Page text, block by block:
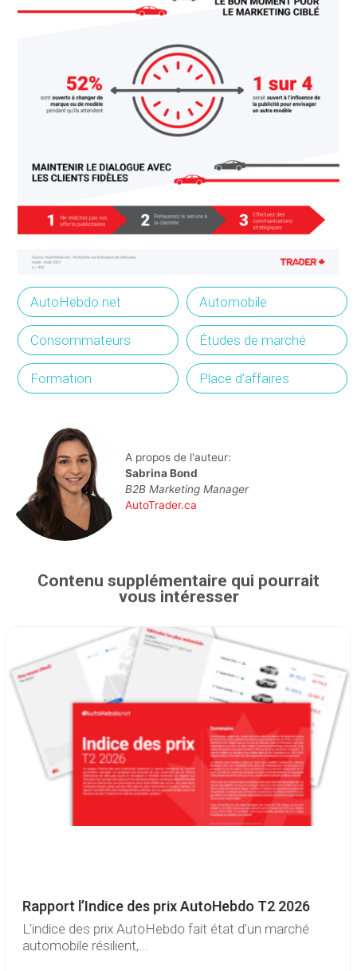
AutoHebdo.net Automobile
Consommateurs Études de marché
Formation Place d’affaires
A propos de l'auteur:
Sabrina Bond
B2B Marketing Manager
AutoTrader.ca
Contenu supplémentaire qui pourrait
vous intéresser
Rapport l’Indice des prix AutoHebdo T2 2026
L’indice des prix AutoHebdo fait état d’un marché
automobile résilient,...